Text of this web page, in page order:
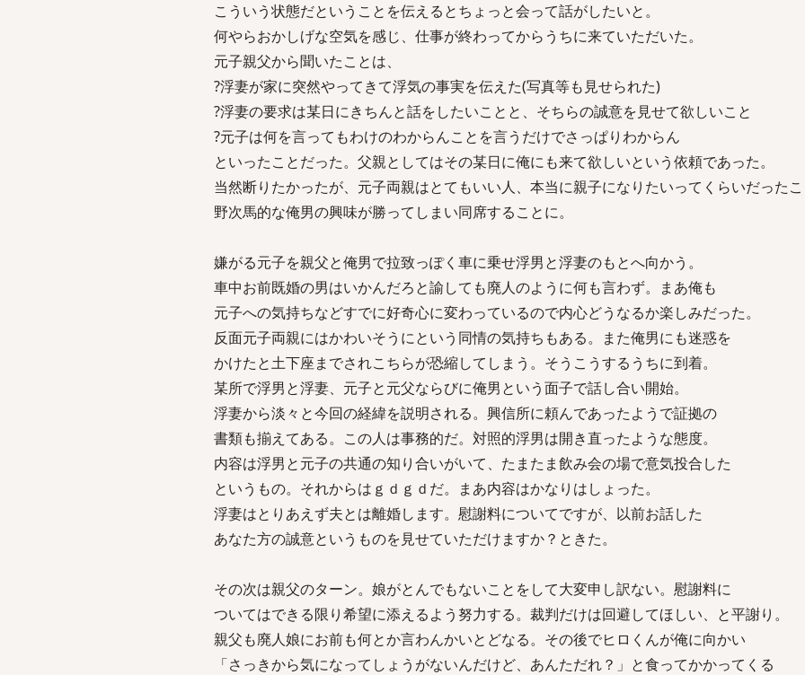
こういう状態だということを伝えるとちょっと会って話がしたいと。
何やらおかしげな空気を感じ、仕事が終わってからうちに来ていただいた。
元子親父から聞いたことは、
?浮妻が家に突然やってきて浮気の事実を伝えた(写真等も見せられた)
?浮妻の要求は某日にきちんと話をしたいことと、そちらの誠意を見せて欲しいこと
?元子は何を言ってもわけのわからんことを言うだけでさっぱりわからん
といったことだった。父親としてはその某日に俺にも来て欲しいという依頼であった。
当然断りたかったが、元子両親はとてもいい人、本当に親子になりたいってくらいだった
野次馬的な俺男の興味が勝ってしまい同席することに。
嫌がる元子を親父と俺男で拉致っぽく車に乗せ浮男と浮妻のもとへ向かう。
車中お前既婚の男はいかんだろと諭しても廃人のように何も言わず。まあ俺も
元子への気持ちなどすでに好奇心に変わっているので内心どうなるか楽しみだった。
反面元子両親にはかわいそうにという同情の気持ちもある。また俺男にも迷惑を
かけたと土下座までされこちらが恐縮してしまう。そうこうするうちに到着。
某所で浮男と浮妻、元子と元父ならびに俺男という面子で話し合い開始。
浮妻から淡々と今回の経緯を説明される。興信所に頼んであったようで証拠の
書類も揃えてある。この人は事務的だ。対照的浮男は開き直ったような態度。
内容は浮男と元子の共通の知り合いがいて、たまたま飲み会の場で意気投合した
というもの。それからはｇｄｇｄだ。まあ内容はかなりはしょった。
浮妻はとりあえず夫とは離婚します。慰謝料についてですが、以前お話した
あなた方の誠意というものを見せていただけますか？ときた。
その次は親父のターン。娘がとんでもないことをして大変申し訳ない。慰謝料に
ついてはできる限り希望に添えるよう努力する。裁判だけは回避してほしい、と平謝り。
親父も廃人娘にお前も何とか言わんかいとどなる。その後でヒロくんが俺に向かい
「さっきから気になってしょうがないんだけど、あんただれ？」と食ってかかってくる